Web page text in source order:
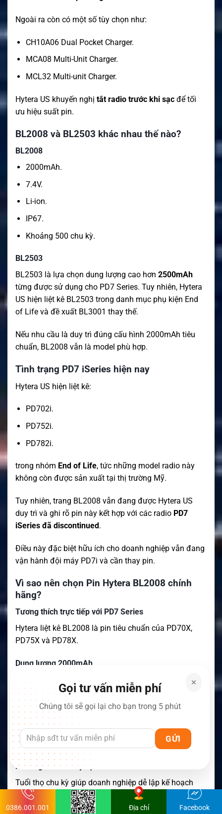
Ngoài ra còn có một số tùy chọn như:
CH10A06 Dual Pocket Charger.
MCA08 Multi-Unit Charger.
MCL32 Multi-unit Charger.
Hytera US khuyến nghị tắt radio trước khi sạc để tối
ưu hiệu suất pin.
BL2008 và BL2503 khác nhau thế nào?
BL2008
2000mAh.
7.4V.
Li-ion.
IP67.
Khoảng 500 chu kỳ.
BL2503
BL2503 là lựa chọn dung lượng cao hơn 2500mAh
từng được sử dụng cho PD7 Series. Tuy nhiên, Hytera
US hiện liệt kê BL2503 trong danh mục phụ kiện End
of Life và đề xuất BL3001 thay thế.
Nếu nhu cầu là duy trì đúng cấu hình 2000mAh tiêu
chuẩn, BL2008 vẫn là model phù hợp.
Tình trạng PD7 iSeries hiện nay
Hytera US hiện liệt kê:
PD702i.
PD752i.
PD782i.
trong nhóm End of Life, tức những model radio này
không còn được sản xuất tại thị trường Mỹ.
Tuy nhiên, trang BL2008 vẫn đang được Hytera US
duy trì và ghi rõ pin này kết hợp với các radio PD7
iSeries đã discontinued.
Điều này đặc biệt hữu ích cho doanh nghiệp vẫn đang
vận hành đội máy PD7i và cần thay pin.
Vì sao nên chọn Pin Hytera BL2008 chính
hãng?
Tương thích trực tiếp với PD7 Series
Hytera liệt kê BL2008 là pin tiêu chuẩn của PD70X,
PD75X và PD78X.
Dung lượng 2000mAh
Dung lượng này đáp ứng tốt nhu cầu hoạt động dài
giờ trên radio chuyên nghiệp.
IP67
BL2008 được chính trang sản phẩm pin của Hytera
công bố đạt IP67.
Khoảng 500 chu kỳ sạc
Tuổi thọ chu kỳ giúp doanh nghiệp dễ lập kế hoạch
thay thế pin.
Gọi tư vấn miễn phí
Chúng tôi sẽ gọi lại cho bạn trong 5 phút
0386.001.001 Địa chỉ Facebook